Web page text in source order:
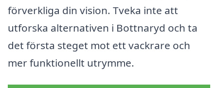
förverkliga din vision. Tveka inte att
utforska alternativen i Bottnaryd och ta
det första steget mot ett vackrare och
mer funktionellt utrymme.